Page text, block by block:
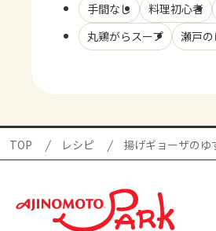
手間なし
料理初心者
丸鶏がらスープ
瀬戸
TOP レシピ 揚げギョーザの